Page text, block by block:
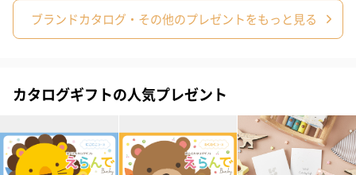
ブランドカタログ・その他のプレゼントをもっと見る
カタログギフトの人気プレゼント